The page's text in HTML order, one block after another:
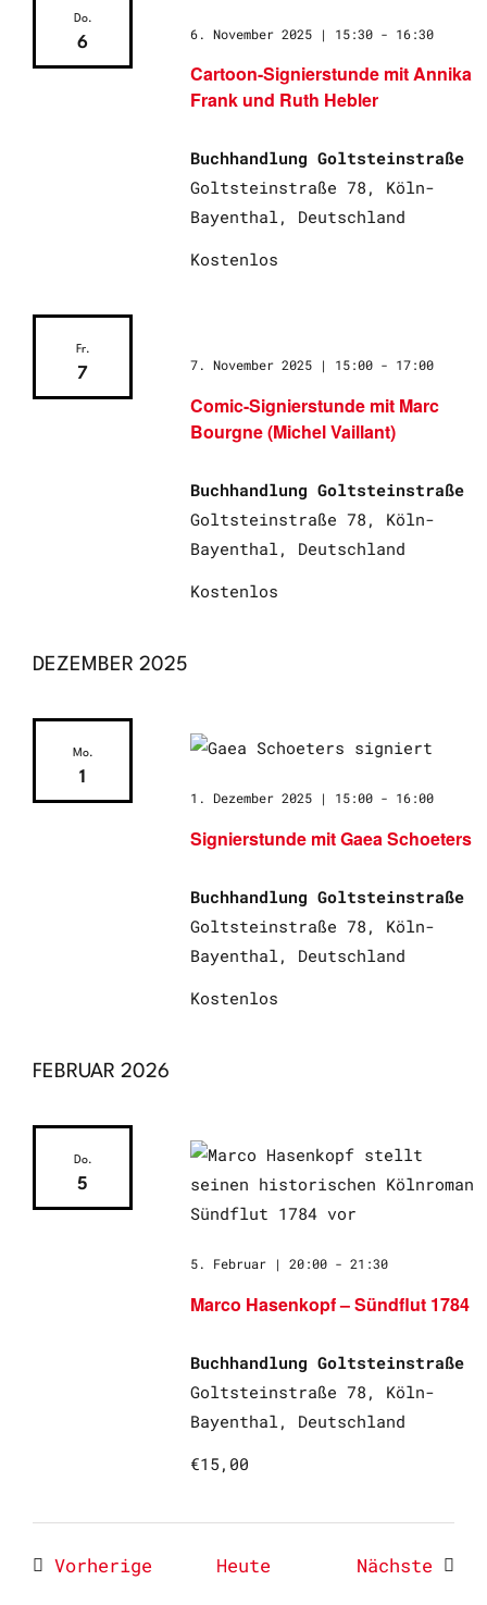
Do.
6
Cartoon-Signierstunde mit Annika
Frank und Ruth Hebler
6. November 2025 | 15:30 - 16:30
Buchhandlung Goltsteinstraße
Goltsteinstraße 78, Köln-
Bayenthal, Deutschland
Kostenlos
Fr.
7
Comic-Signierstunde mit Marc
Bourgne (Michel Vaillant)
7. November 2025 | 15:00 - 17:00
Buchhandlung Goltsteinstraße
Goltsteinstraße 78, Köln-
Bayenthal, Deutschland
Kostenlos
DEZEMBER 2025
Mo.
1
Signierstunde mit Gaea Schoeters
1. Dezember 2025 | 15:00 - 16:00
Buchhandlung Goltsteinstraße
Goltsteinstraße 78, Köln-
Bayenthal, Deutschland
Kostenlos
FEBRUAR 2026
Do.
5
Marco Hasenkopf – Sündflut 1784
5. Februar | 20:00 - 21:30
Buchhandlung Goltsteinstraße
Goltsteinstraße 78, Köln-
Bayenthal, Deutschland
€15,00
VorherigeVeranstaltungen
Heute Nächste